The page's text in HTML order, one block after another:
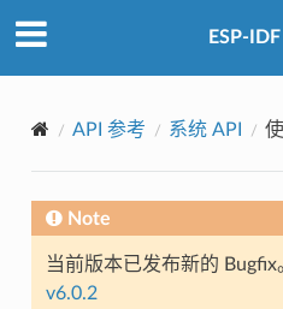
ESP-
API 参考 系统 API
Note
当前版本已发布新的
v6.0.2